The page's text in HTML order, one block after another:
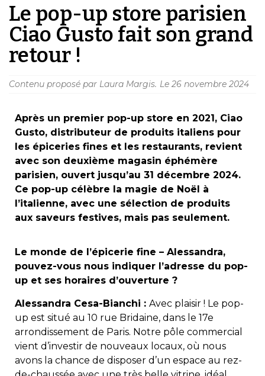
Le pop-up store parisien
Ciao Gusto fait son grand
retour !
Contenu proposé par Laura Margis. Le 26 novembre 2024
Après un premier pop-up store en 2021, Ciao
Gusto, distributeur de produits italiens pour
les épiceries fines et les restaurants, revient
avec son deuxième magasin éphémère
parisien, ouvert jusqu’au 31 décembre 2024.
Ce pop-up célèbre la magie de Noël à
l’italienne, avec une sélection de produits
aux saveurs festives, mais pas seulement.
Le monde de l’épicerie fine – Alessandra,
pouvez-vous nous indiquer l’adresse du pop-
up et ses horaires d’ouverture ?
Alessandra Cesa-Bianchi : Avec plaisir ! Le pop-
up est situé au 10 rue Bridaine, dans le 17e
arrondissement de Paris. Notre pôle commercial
vient d’investir de nouveaux locaux, où nous
avons la chance de disposer d’un espace au rez-